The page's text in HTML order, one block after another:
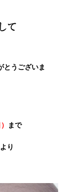
て
とうございま
まで
より